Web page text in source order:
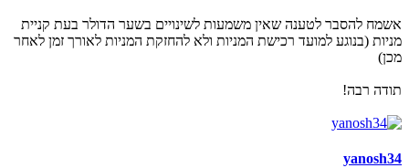
אשמח להסבר לטענה שאין משמעות לשינויים בשער הדולר בעת קניית
מניות (בנוגע למועד רכישת המניות ולא להחזקת המניות לאורך זמן לאחר
מכן)
תודה רבה!
yanosh34